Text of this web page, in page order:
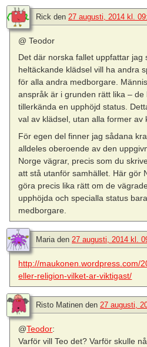
Rick den 27 augusti, 2014 kl.
@ Teodor
Det där norska fallet uppfattar jag
heltäckande klädsel vill ha andra
för alla andra medborgare.
anspråk är i grunden rätt lika –
tillerkända en upphöjd status.
val av klädsel, utan alla former av
För egen del finner jag sådana
alldeles oberoende av den
Norge vägrar, precis som du
att stå utanför samhället. Här gör
göra precis lika rätt om de
upphöjda och specialla status
medborgare.
Maria den 27 augusti, 2014 kl.
http://maukonen.wordpress.com/
eller-religion-vilket-ar-viktigast/
Risto Matinen den 27 augusti,
@Teodor:
Varför vill Teo det? Varför skulle